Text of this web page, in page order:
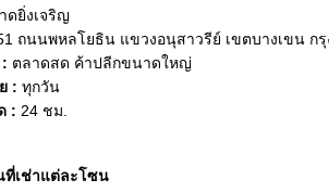
ดยิ่งเจริญ
ถนนพหลโยธิน แขวงอนุสาวรีย์ เขตบางเขน ก
ตลาดสด ค้าปลีกขนาดใหญ่
: ทุกวัน
: 24 ชม.
ที่เช่าแต่ละโซน